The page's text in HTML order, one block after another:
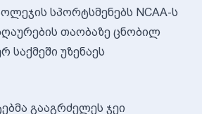
სპორტსმენებს NCAA-ს
თაობაზე ცნობილ
უზენაეს
გააგრძელეს ჯეი